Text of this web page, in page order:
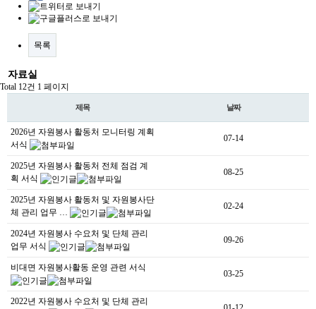
목록
자료실
Total 12건 1 페이지
제목 날짜
2026년 자원봉사 활동처 모니터링 계획
서식
07-14
2025년 자원봉사 활동처 전체 점검 계
획 서식
08-25
2025년 자원봉사 활동처 및 자원봉사단
체 관리 업무 …
02-24
2024년 자원봉사 수요처 및 단체 관리
업무 서식
09-26
비대면 자원봉사활동 운영 관련 서식
03-25
2022년 자원봉사 수요처 및 단체 관리